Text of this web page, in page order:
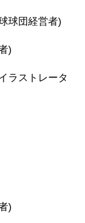
球団経営者)
)
ラストレータ
)